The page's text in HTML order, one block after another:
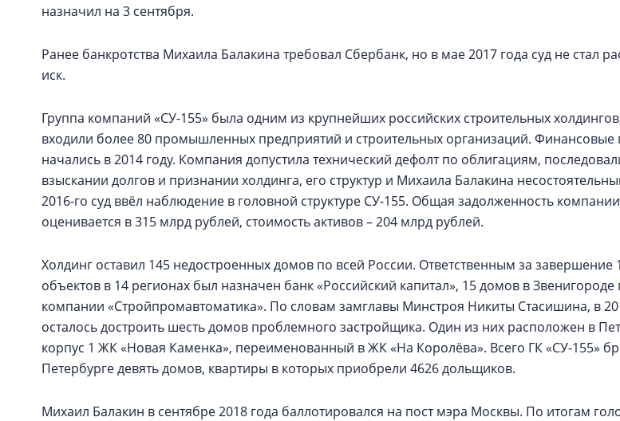
назначил на 3 сентября.
Ранее банкротства Михаила Балакина требовал Сбербанк, но в мае 2017 года суд не стал
иск.
Группа компаний «СУ-155» была одним из крупнейших российских строительных
входили более 80 промышленных предприятий и строительных организаций.
начались в 2014 году. Компания допустила технический дефолт по облигациям,
взыскании долгов и признании холдинга, его структур и Михаила Балакина
2016-го суд ввёл наблюдение в головной структуре СУ-155. Общая задолженность компании
оценивается в 315 млрд рублей, стоимость активов – 204 млрд рублей.
Холдинг оставил 145 недостроенных домов по всей России. Ответственным за завершение
объектов в 14 регионах был назначен банк «Российский капитал», 15 домов в Звенигороде
компании «Стройпромавтоматика». По словам замглавы Минстроя Никиты Стасишина, в
осталось достроить шесть домов проблемного застройщика. Один из них расположен в
корпус 1 ЖК «Новая Каменка», переименованный в ЖК «На Королёва». Всего ГК «СУ-155»
Петербурге девять домов, квартиры в которых приобрели 4626 дольщиков.
Михаил Балакин в сентябре 2018 года баллотировался на пост мэра Москвы. По итогам